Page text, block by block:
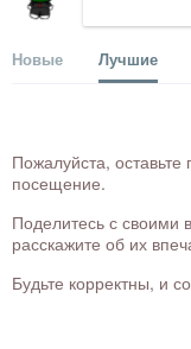
Новые Лучшие
Пожалуйста,
посещение.
Поделитесь с своими
расскажите об их
Будьте корректны, и